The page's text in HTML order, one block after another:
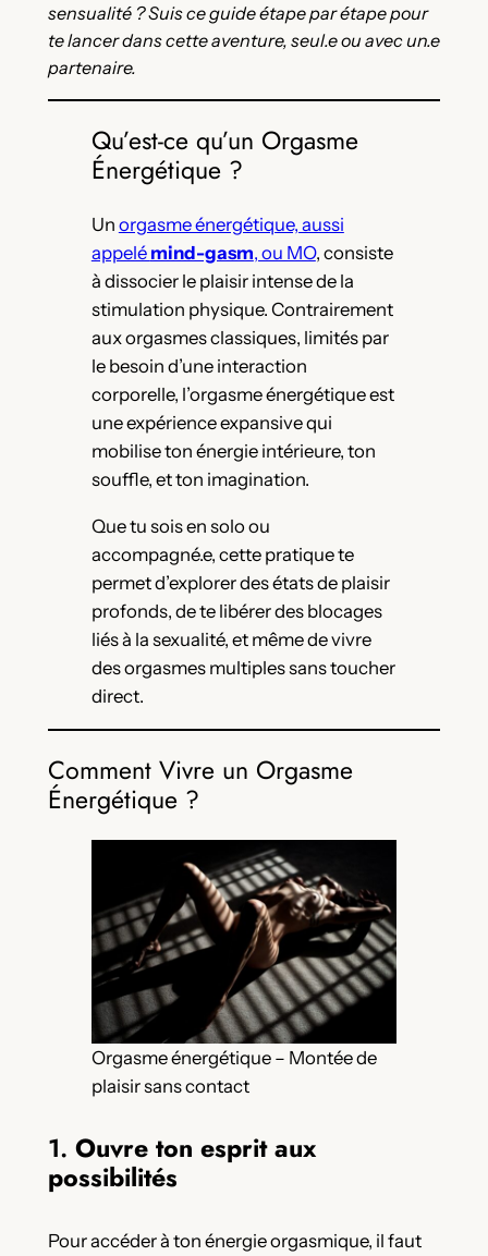
sensualité ? Suis ce guide étape par étape pour
te lancer dans cette aventure, seul.e ou avec un.e
partenaire.
Qu’est-ce qu’un Orgasme
Énergétique ?
Un orgasme énergétique, aussi
appelé mind-gasm, ou MO, consiste
à dissocier le plaisir intense de la
stimulation physique. Contrairement
aux orgasmes classiques, limités par
le besoin d’une interaction
corporelle, l’orgasme énergétique est
une expérience expansive qui
mobilise ton énergie intérieure, ton
souffle, et ton imagination.
Que tu sois en solo ou
accompagné.e, cette pratique te
permet d’explorer des états de plaisir
profonds, de te libérer des blocages
liés à la sexualité, et même de vivre
des orgasmes multiples sans toucher
direct.
Comment Vivre un Orgasme
Énergétique ?
Orgasme énergétique – Montée de
plaisir sans contact
1. Ouvre ton esprit aux
possibilités
Pour accéder à ton énergie orgasmique, il faut